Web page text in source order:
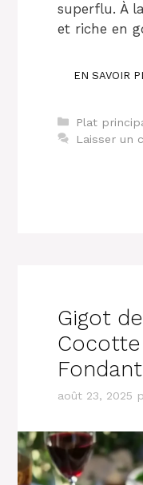
superflu. À
et riche en
EN SAVOIR
Catégories
Plat
Laisser un
Gigot
août 23, 2025